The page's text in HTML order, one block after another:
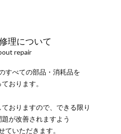
理について
repair
すべての部品・消耗品を
おります。
おりますので、 できる限り
題が改善されますよう
ていただきます。